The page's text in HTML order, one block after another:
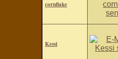
cornflake
Kessi